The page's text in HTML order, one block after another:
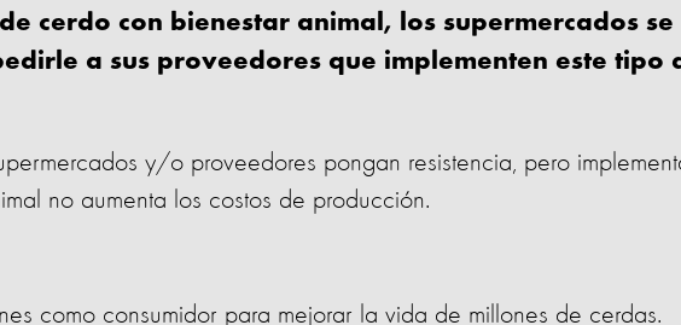
cerdo con bienestar animal, los supermercados se
a sus proveedores que implementen este tipo
y/o proveedores pongan resistencia, pero
no aumenta los costos de producción.
como consumidor para mejorar la vida de millones de cerdas.